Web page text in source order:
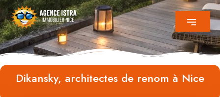
Dikansky, architectes de renom à Nice